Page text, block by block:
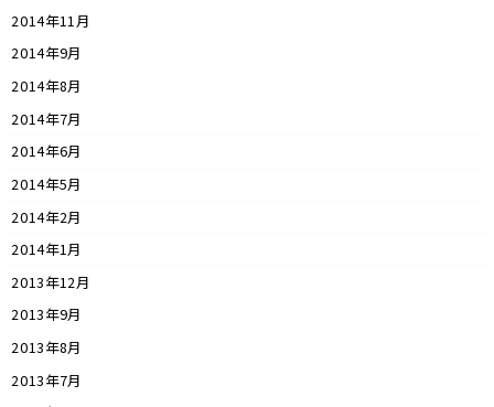
2014年11月
2014年9月
2014年8月
2014年7月
2014年6月
2014年5月
2014年2月
2014年1月
2013年12月
2013年9月
2013年8月
2013年7月